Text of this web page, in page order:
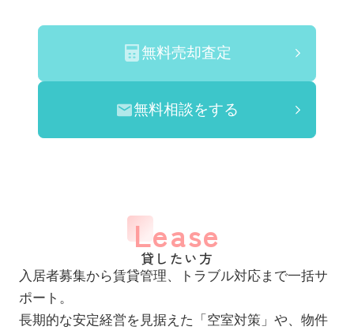
無料売却査定
無料相談をする
Lease
貸したい方
入居者募集から賃貸管理、トラブル対応まで一括サ
ポート。
長期的な安定経営を見据えた「空室対策」や、物件